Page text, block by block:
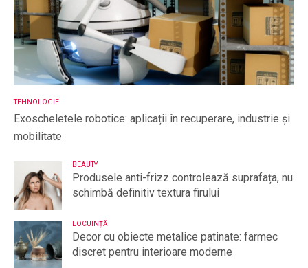
TEHNOLOGIE
Exoscheletele robotice: aplicații în recuperare, industrie și
mobilitate
BEAUTY
Produsele anti-frizz controlează suprafața, nu
schimbă definitiv textura firului
LOCUINȚĂ
Decor cu obiecte metalice patinate: farmec
discret pentru interioare moderne